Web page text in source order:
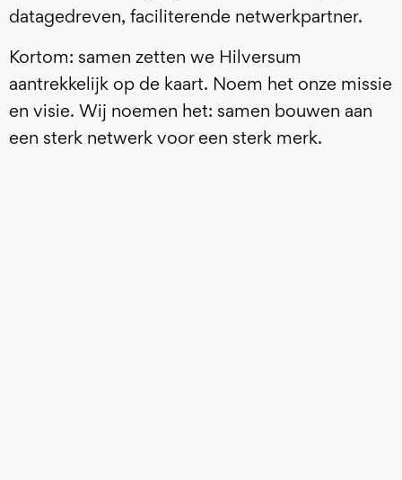
datagedreven, faciliterende netwerkpartner.
Kortom: samen zetten we Hilversum
aantrekkelijk op de kaart. Noem het onze missie
en visie. Wij noemen het: samen bouwen aan
een sterk netwerk voor een sterk merk.